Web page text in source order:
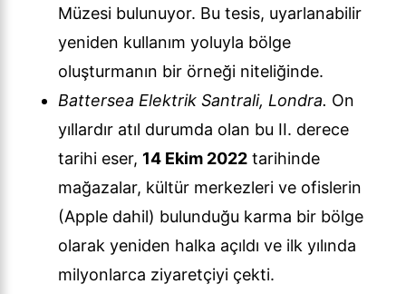
Müzesi bulunuyor. Bu tesis, uyarlanabilir
yeniden kullanım yoluyla bölge
oluşturmanın bir örneği niteliğinde.
Battersea Elektrik Santrali, Londra. On
yıllardır atıl durumda olan bu II. derece
tarihi eser, 14 Ekim 2022 tarihinde
mağazalar, kültür merkezleri ve ofislerin
(Apple dahil) bulunduğu karma bir bölge
olarak yeniden halka açıldı ve ilk yılında
milyonlarca ziyaretçiyi çekti.